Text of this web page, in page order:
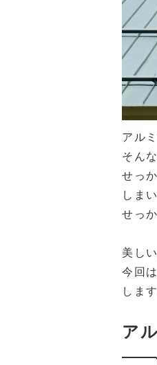
アル
そん
せっ
しま
せっ
美し
今回
します
ア